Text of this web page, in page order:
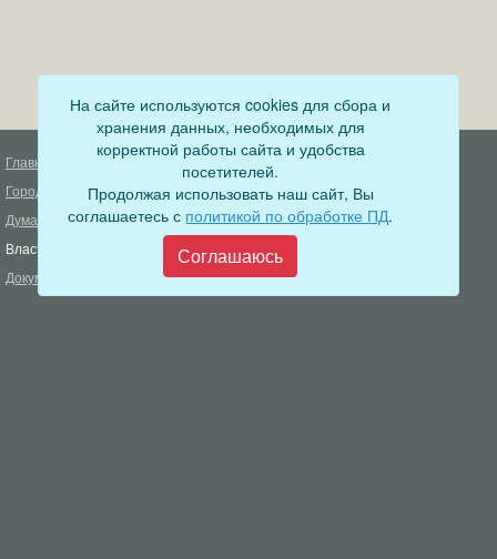
Главная
Город
Дума
Власть
Документы
Деятельность прокуратуры
Муниципальный контроль
Меры пожарной безопасности
Муниципальные закупки
Формирование комфортной
городской среды
На сайте используются cookies для сбора и
хранения данных, необходимых для
корректной работы сайта и удобства
посетителей.
Продолжая использовать наш сайт, Вы
соглашаетесь с политикой по обработке ПД.
Соглашаюсь